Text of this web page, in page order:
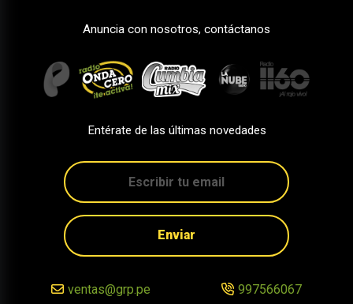
Anuncia con nosotros, contáctanos
Entérate de las últimas novedades
Enviar
ventas@grp.pe 997566067